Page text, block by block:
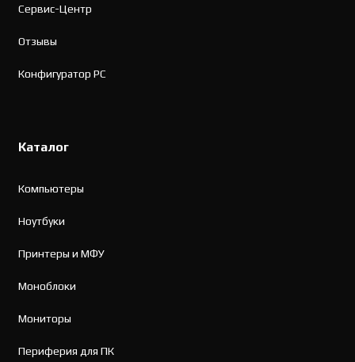
Сервис-Центр
Отзывы
Конфигуратор PC
Каталог
Компьютеры
Ноутбуки
Принтеры и МФУ
Моноблоки
Мониторы
Периферия для ПК